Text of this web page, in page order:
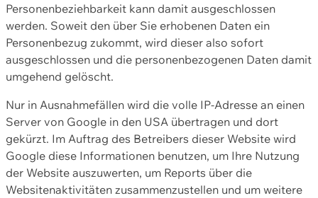
Personenbeziehbarkeit kann damit ausgeschlossen
werden. Soweit den über Sie erhobenen Daten ein
Personenbezug zukommt, wird dieser also sofort
ausgeschlossen und die personenbezogenen Daten damit
umgehend gelöscht.
Nur in Ausnahmefällen wird die volle IP-Adresse an einen
Server von Google in den USA übertragen und dort
gekürzt. Im Auftrag des Betreibers dieser Website wird
Google diese Informationen benutzen, um Ihre Nutzung
der Website auszuwerten, um Reports über die
Websitenaktivitäten zusammenzustellen und um weitere